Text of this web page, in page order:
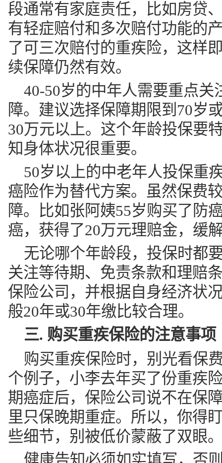
段通常有家庭责任，比如房贷
有轻症赔付和多次赔付功能的
了可三次赔付的重疾险，这样
续保障仍然有效。
40-50岁的中年人需要重点
障。建议选择保障期限到70岁
30万元以上。这个年龄投保要
知身体状况很重要。
50岁以上的中老年人投保重
癌险作为替代方案。虽然保费
障。比如张阿姨55岁购买了防
癌，获得了20万元理赔金，缓
无论哪个年龄段，投保时都
关注等待期、免责条款和理赔
保险公司，并根据自身经济状
般20年或30年缴比较合理。
三. 购买重疾保险的注意事项
购买重疾保险时，别光看保
个例子，小李去年买了份重疾
期癌症后，保险公司说不在保
里只保晚期重症。所以，你得
些细节，别被低价蒙蔽了双眼